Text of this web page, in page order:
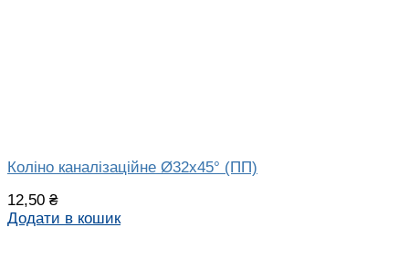
Коліно каналізаційне Ø32х45° (ПП)
12,50 ₴
Додати в кошик